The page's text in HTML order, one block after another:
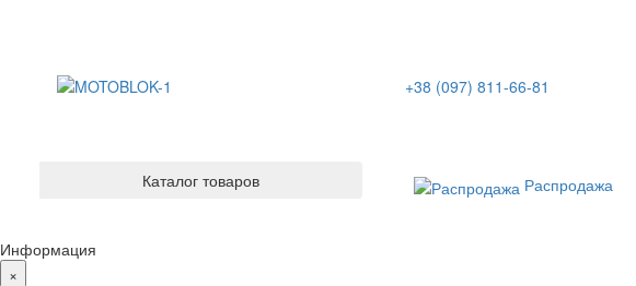
+38 (097) 811-66-81
Каталог товаров
Распродажа
Информация
×